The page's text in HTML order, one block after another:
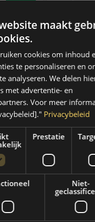
1
sturen. Op
vragen
maakt
cookies om inhoud
te personaliseren en
analyseren. We delen
met advertentie- en
Voor meer
Privacybeleid
Prestatie
Niet-